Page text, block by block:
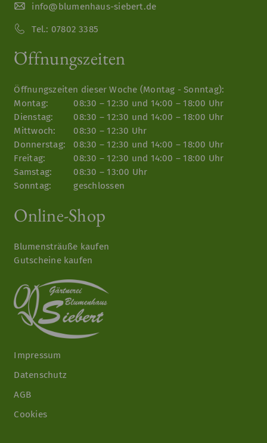
info@blumenhaus-siebert.de
Tel.: 07802 3385
Öffnungszeiten
Öffnungszeiten dieser Woche (Montag - Sonntag):
Montag:
08:30 – 12:30 und 14:00 – 18:00 Uhr
Dienstag:
08:30 – 12:30 und 14:00 – 18:00 Uhr
Mittwoch:
08:30 – 12:30 Uhr
Donnerstag:
08:30 – 12:30 und 14:00 – 18:00 Uhr
Freitag:
08:30 – 12:30 und 14:00 – 18:00 Uhr
Samstag:
08:30 – 13:00 Uhr
Sonntag:
geschlossen
Online-Shop
Blumensträuße kaufen
Gutscheine kaufen
Impressum
Datenschutz
AGB
Cookies